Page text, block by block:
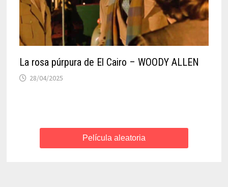
La rosa púrpura de El Cairo – WOODY ALLEN
28/04/2025
Película aleatoria